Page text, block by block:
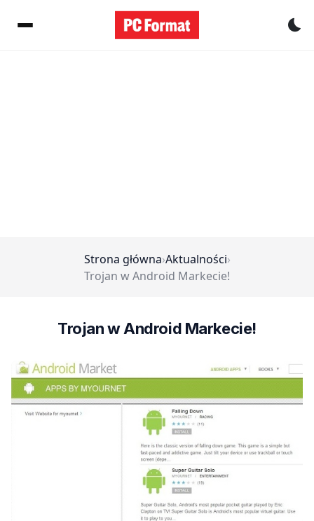
Strona główna›Aktualności›
Trojan w Android Markecie!
Trojan w Android Markecie!